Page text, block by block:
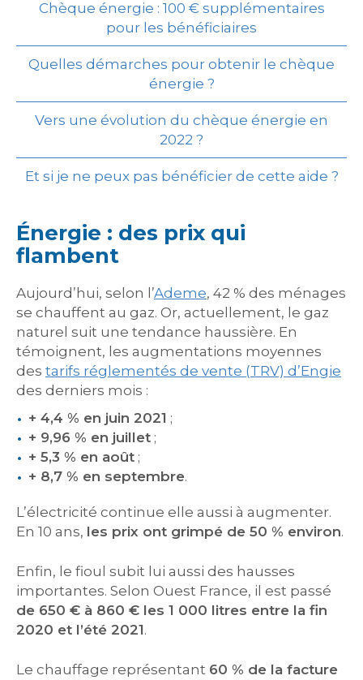
Chèque énergie : 100 € supplémentaires
pour les bénéficiaires
Quelles démarches pour obtenir le chèque
énergie ?
Vers une évolution du chèque énergie en
2022 ?
Et si je ne peux pas bénéficier de cette aide ?
Énergie : des prix qui
flambent
Aujourd’hui, selon l’Ademe, 42 % des ménages
se chauffent au gaz. Or, actuellement, le gaz
naturel suit une tendance haussière. En
témoignent, les augmentations moyennes
des tarifs réglementés de vente (TRV) d’Engie
des derniers mois :
+ 4,4 % en juin 2021 ;
+ 9,96 % en juillet ;
+ 5,3 % en août ;
+ 8,7 % en septembre.
L’électricité continue elle aussi à augmenter.
En 10 ans, les prix ont grimpé de 50 % environ.
Enfin, le fioul subit lui aussi des hausses
importantes. Selon Ouest France, il est passé
de 650 € à 860 € les 1 000 litres entre la fin
2020 et l’été 2021.
Le chauffage représentant 60 % de la facture